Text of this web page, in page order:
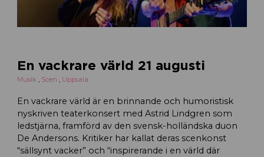
En vackrare värld 21 augusti
Musik Scen Uppsala
En vackrare värld är en brinnande och humoristisk
nyskriven teaterkonsert med Astrid Lindgren som
ledstjärna, framförd av den svensk-holländska duon
De Andersons. Kritiker har kallat deras scenkonst
“sällsynt vacker” och “inspirerande i en värld där